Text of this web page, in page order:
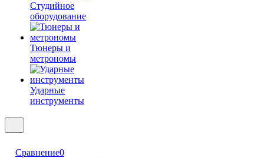
Студийное
оборудование
Тюнеры и
метрономы
Ударные
инструменты
Сравнение0